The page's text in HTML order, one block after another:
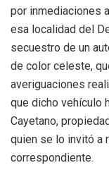
por inmediaciones
esa localidad del
secuestro de un
de color celeste,
averiguaciones
que dicho vehículo
Cayetano,
quien se lo invitó a
correspondiente.